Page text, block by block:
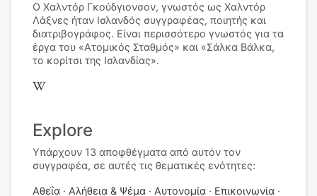
Ο Χαλντόρ Γκούδγιονσον, γνωστός ως Χαλντόρ
Λάξνες ήταν Ισλανδός συγγραφέας, ποιητής και
διατριβογράφος. Είναι περισσότερο γνωστός για τα
έργα του «Ατομικός Σταθμός» και «Σάλκα Βάλκα,
το κορίτσι της Ισλανδίας».
Explore
Υπάρχουν 13 αποφθέγματα από αυτόν τον
συγγραφέα, σε αυτές τις θεματικές ενότητες:
Αθεΐα Αλήθεια & Ψέμα Αυτονομία Επικοινωνία